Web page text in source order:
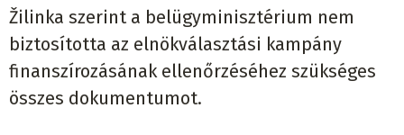
Žilinka szerint a belügyminisztérium nem
biztosította az elnökválasztási kampány
finanszírozásának ellenőrzéséhez szükséges
összes dokumentumot.